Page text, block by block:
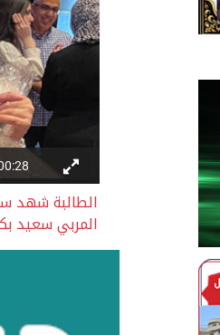
الطالبة شهد
المربي سعيد